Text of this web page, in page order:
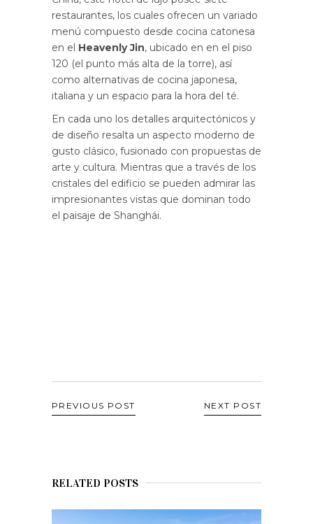
restaurantes, los cuales ofrecen un variado
menú compuesto desde cocina catonesa
en el Heavenly Jin, ubicado en en el piso
120 (el punto más alta de la torre), así
como alternativas de cocina japonesa,
italiana y un espacio para la hora del té.
En cada uno los detalles arquitectónicos y
de diseño resalta un aspecto moderno de
gusto clásico, fusionado con propuestas de
arte y cultura. Mientras que a través de los
cristales del edificio se pueden admirar las
impresionantes vistas que dominan todo
el paisaje de Shanghái.
PREVIOUS POST NEXT POST
RELATED POSTS